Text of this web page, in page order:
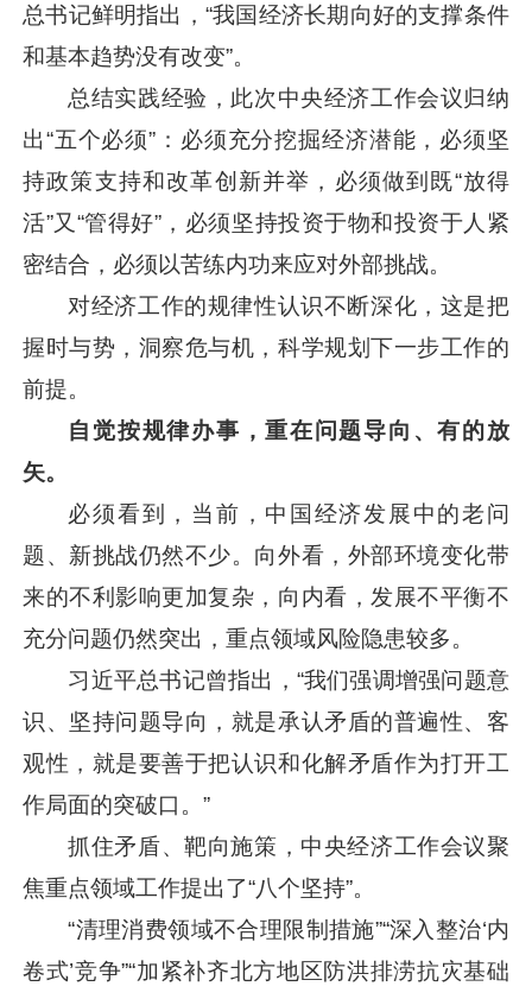
总书记鲜明指出，“我国经济长期向好的支撑条件
和基本趋势没有改变”。
总结实践经验，此次中央经济工作会议归纳
出“五个必须”：必须充分挖掘经济潜能，必须坚
持政策支持和改革创新并举，必须做到既“放得
活”又“管得好”，必须坚持投资于物和投资于人紧
密结合，必须以苦练内功来应对外部挑战。
对经济工作的规律性认识不断深化，这是把
握时与势，洞察危与机，科学规划下一步工作的
前提。
自觉按规律办事，重在问题导向、有的放
矢。
必须看到，当前，中国经济发展中的老问
题、新挑战仍然不少。向外看，外部环境变化带
来的不利影响更加复杂，向内看，发展不平衡不
充分问题仍然突出，重点领域风险隐患较多。
习近平总书记曾指出，“我们强调增强问题意
识、坚持问题导向，就是承认矛盾的普遍性、客
观性，就是要善于把认识和化解矛盾作为打开工
作局面的突破口。”
抓住矛盾、靶向施策，中央经济工作会议聚
焦重点领域工作提出了“八个坚持”。
“清理消费领域不合理限制措施”“深入整治‘内
卷式’竞争”“加紧补齐北方地区防洪排涝抗灾基础